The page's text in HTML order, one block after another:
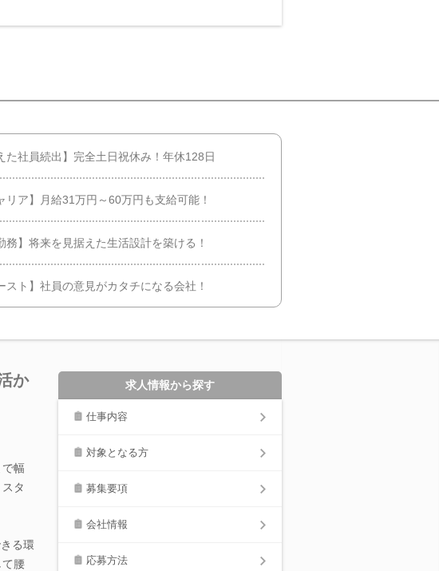
た社員続出】完全土日祝休み！年休128日
リア】月給31万円～60万円も支給可能！
務】将来を見据えた生活設計を築ける！
スト】社員の意見がカタチになる会社！
か
で幅
タ
る環
て腰
求人情報から探す
仕事内容
対象となる方
募集要項
会社情報
応募方法